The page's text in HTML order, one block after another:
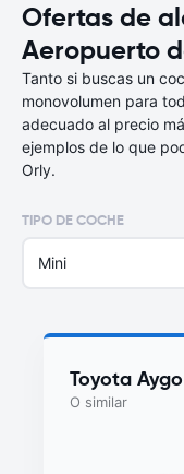
Ofertas de
Aeropuerto
Tanto si buscas un
monovolumen para
adecuado al precio
ejemplos de lo que
Orly.
TIPO DE COCHE
Mini
Toyota
O similar